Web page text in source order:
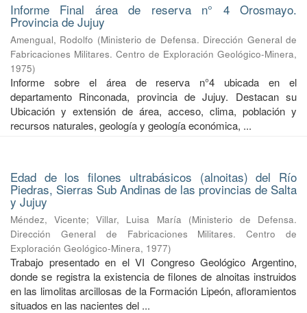
Informe Final área de reserva n° 4 Orosmayo.
Provincia de Jujuy
Amengual, Rodolfo (Ministerio de Defensa. Dirección General de
Fabricaciones Militares. Centro de Exploración Geológico-Minera,
1975)
Informe sobre el área de reserva n°4 ubicada en el
departamento Rinconada, provincia de Jujuy. Destacan su
Ubicación y extensión de área, acceso, clima, población y
recursos naturales, geología y geología económica, ...
Edad de los filones ultrabásicos (alnoitas) del Río
Piedras, Sierras Sub Andinas de las provincias de Salta
y Jujuy
Méndez, Vicente;Villar, Luisa María (Ministerio de Defensa.
Dirección General de Fabricaciones Militares. Centro de
Exploración Geológico-Minera, 1977)
Trabajo presentado en el VI Congreso Geológico Argentino,
donde se registra la existencia de filones de alnoitas instruidos
en las limolitas arcillosas de la Formación Lipeón, afloramientos
situados en las nacientes del ...